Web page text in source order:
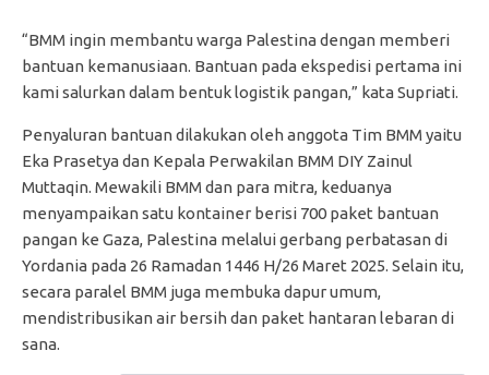
“BMM ingin membantu warga Palestina dengan memberi
bantuan kemanusiaan. Bantuan pada ekspedisi pertama ini
kami salurkan dalam bentuk logistik pangan,” kata Supriati.
Penyaluran bantuan dilakukan oleh anggota Tim BMM yaitu
Eka Prasetya dan Kepala Perwakilan BMM DIY Zainul
Muttaqin. Mewakili BMM dan para mitra, keduanya
menyampaikan satu kontainer berisi 700 paket bantuan
pangan ke Gaza, Palestina melalui gerbang perbatasan di
Yordania pada 26 Ramadan 1446 H/26 Maret 2025. Selain itu,
secara paralel BMM juga membuka dapur umum,
mendistribusikan air bersih dan paket hantaran lebaran di
sana.